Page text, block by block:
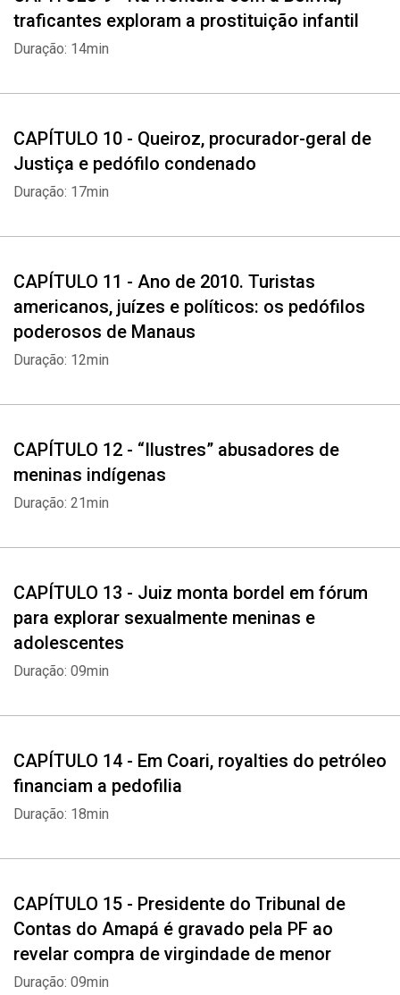
traficantes exploram a prostituição infantil
Duração: 14min
CAPÍTULO 10 - Queiroz, procurador-geral de
Justiça e pedófilo condenado
Duração: 17min
CAPÍTULO 11 - Ano de 2010. Turistas
americanos, juízes e políticos: os pedófilos
poderosos de Manaus
Duração: 12min
CAPÍTULO 12 - “Ilustres” abusadores de
meninas indígenas
Duração: 21min
CAPÍTULO 13 - Juiz monta bordel em fórum
para explorar sexualmente meninas e
adolescentes
Duração: 09min
CAPÍTULO 14 - Em Coari, royalties do petróleo
financiam a pedofilia
Duração: 18min
CAPÍTULO 15 - Presidente do Tribunal de
Contas do Amapá é gravado pela PF ao
revelar compra de virgindade de menor
Duração: 09min
Whatsapp